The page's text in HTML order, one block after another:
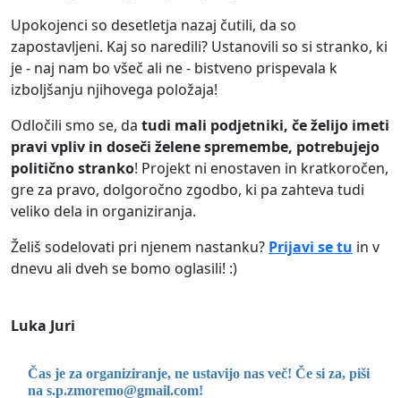
Upokojenci so desetletja nazaj čutili, da so
zapostavljeni. Kaj so naredili? Ustanovili so si stranko, ki
je - naj nam bo všeč ali ne - bistveno prispevala k
izboljšanju njihovega položaja!
Odločili smo se, da tudi mali podjetniki, če želijo imeti
pravi vpliv in doseči želene spremembe, potrebujejo
politično stranko! Projekt ni enostaven in kratkoročen,
gre za pravo, dolgoročno zgodbo, ki pa zahteva tudi
veliko dela in organiziranja.
Želiš sodelovati pri njenem nastanku? Prijavi se tu in v
dnevu ali dveh se bomo oglasili! :)
Luka Juri
Čas je za organiziranje, ne ustavijo nas več! Če si za, piši
nas.p.zmoremo@gmail.com!